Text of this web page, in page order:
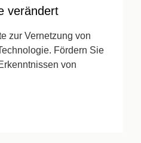
verändert
zur Vernetzung von
Fördern Sie
von